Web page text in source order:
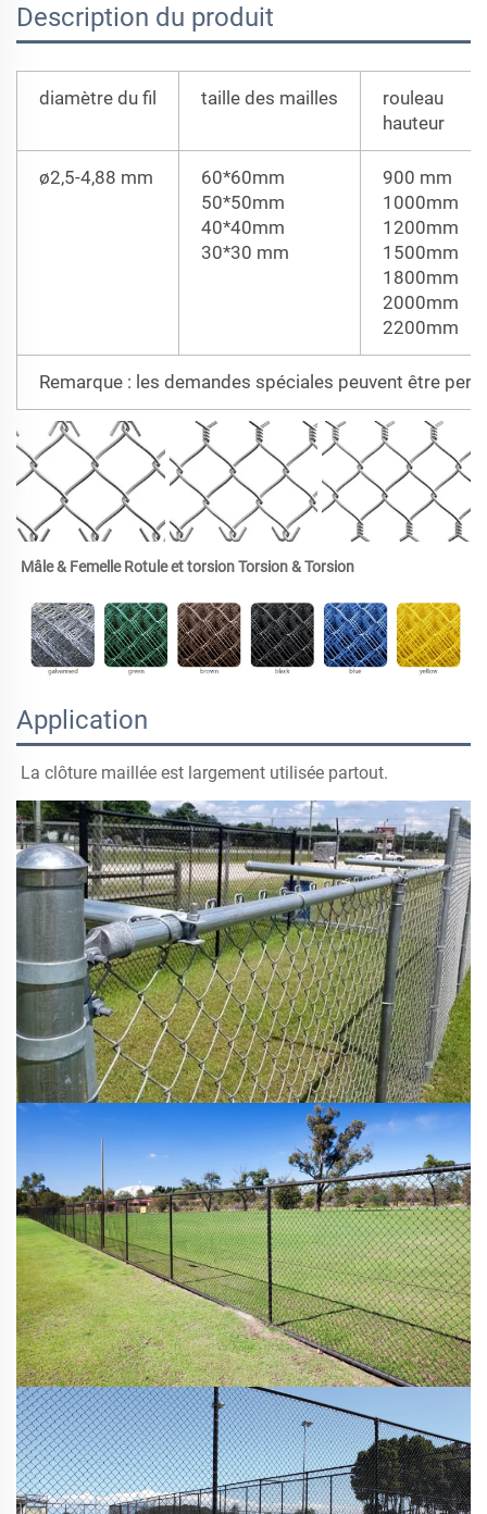
Description du produit
diamètre du fil taille des mailles
rouleau
hauteur
ø2,5-4,88 mm
60*60mm
50*50mm
40*40mm
30*30 mm
900 mm
1000mm
1200mm
1500mm
1800mm
2000mm
2200mm
Remarque : les demandes spéciales peuvent être
Mâle & Femelle Rotule et torsion Torsion & Torsion
Application
La clôture maillée est largement utilisée partout.